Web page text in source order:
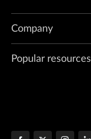
Company
Popular resources